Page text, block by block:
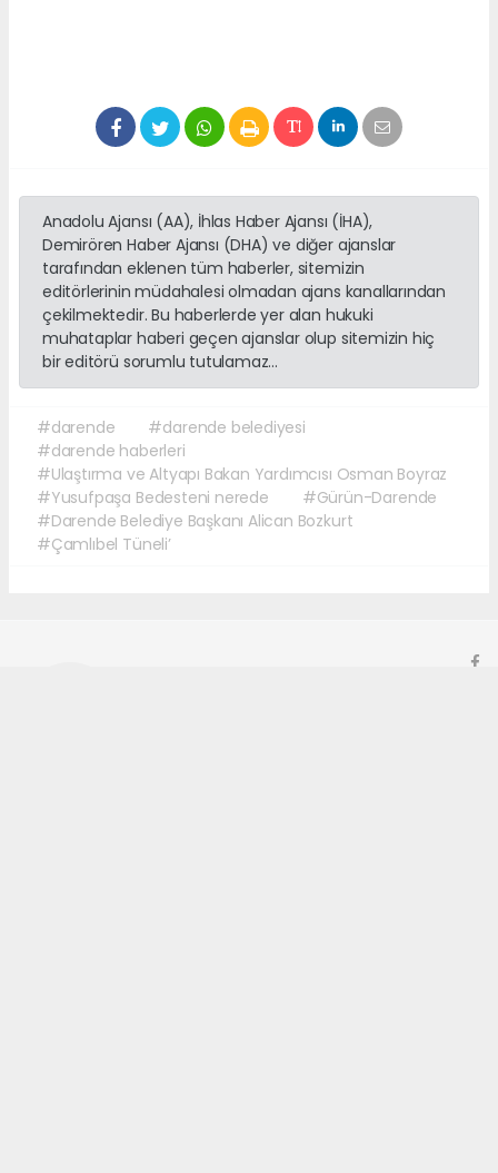
Anadolu Ajansı (AA), İhlas Haber Ajansı (İHA),
Demirören Haber Ajansı (DHA) ve diğer ajanslar
tarafından eklenen tüm haberler, sitemizin
editörlerinin müdahalesi olmadan ajans kanallarından
çekilmektedir. Bu haberlerde yer alan hukuki
muhataplar haberi geçen ajanslar olup sitemizin hiç
bir editörü sorumlu tutulamaz...
#darende
#darende belediyesi
#darende haberleri
#Ulaştırma ve Altyapı Bakan Yardımcısı Osman Boyraz
#Yusufpaşa Bedesteni nerede
#Gürün-Darende
#Darende Belediye Başkanı Alican Bozkurt
#Çamlıbel Tüneli’